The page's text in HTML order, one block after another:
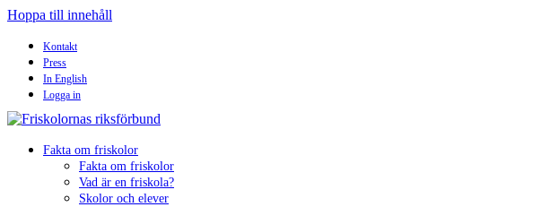
Hoppa till innehåll
Kontakt
Press
In English
Logga in
Fakta om friskolor
Fakta om friskolor
Vad är en friskola?
Skolor och elever